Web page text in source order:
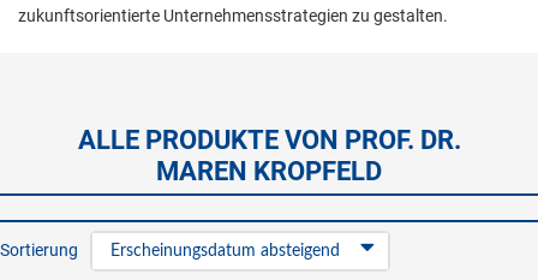
zukunftsorientierte Unternehmensstrategien zu gestalten.
ALLE PRODUKTE VON PROF. DR.
MAREN KROPFELD
Sortierung Erscheinungsdatum absteigend